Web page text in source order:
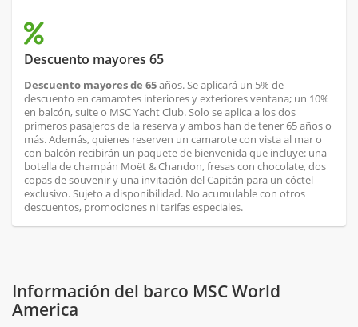
Descuento mayores 65
Descuento mayores de 65años. Se aplicará un 5% de
descuento en camarotes interiores y exteriores ventana; un 10%
en balcón, suite o MSC Yacht Club. Solo se aplica a los dos
primeros pasajeros de la reserva y ambos han de tener 65 años o
más. Además, quienes reserven un camarote con vista al mar o
con balcón recibirán un paquete de bienvenida que incluye: una
botella de champán Moët & Chandon, fresas con chocolate, dos
copas de souvenir y una invitación del Capitán para un cóctel
exclusivo. Sujeto a disponibilidad. No acumulable con otros
descuentos, promociones ni tarifas especiales.
Información del barco MSC World
America